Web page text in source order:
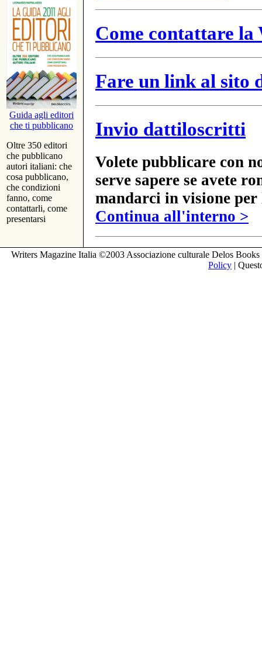
Guida agli editori
che ti pubblicano
Oltre 350 editori
che pubblicano
autori italiani: che
cosa pubblicano,
che condizioni
fanno, come
contattarli, come
presentarsi
Come contattare
Fare un link al sito
Invio dattiloscritti
Volete pubblicare con
serve sapere se avete
mandarci in visione
Continua all'interno >
Writers Magazine Italia ©2003 Associazione culturale Delos
Policy |